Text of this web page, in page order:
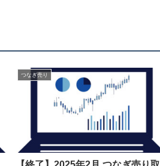
つなぎ売り